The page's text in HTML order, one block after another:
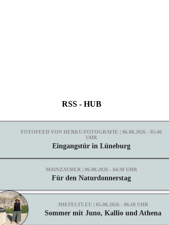
RSS - HUB
FOTOFEED VON HERKU-FOTOGRAFIE | 06.08.2026 - 05:46
UHR
Eingangstür in Lüneburg
MAINZAUBER | 06.08.2026 - 04:30 UHR
Für den Naturdonnerstag
3HEFECIT.EU | 05.08.2026 - 06:18 UHR
Sommer mit Juno, Kallio und Athena